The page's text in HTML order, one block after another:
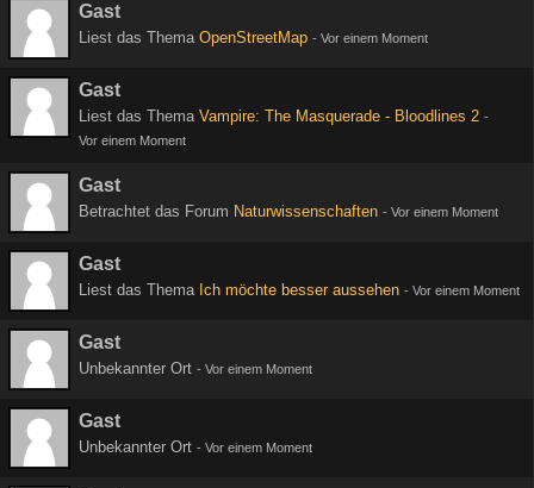
Gast
Liest das Thema OpenStreetMap - Vor einem Moment
Gast
Liest das Thema Vampire: The Masquerade - Bloodlines 2 -
Vor einem Moment
Gast
Betrachtet das Forum Naturwissenschaften - Vor einem Moment
Gast
Liest das Thema Ich möchte besser aussehen - Vor einem Moment
Gast
Unbekannter Ort - Vor einem Moment
Gast
Unbekannter Ort - Vor einem Moment